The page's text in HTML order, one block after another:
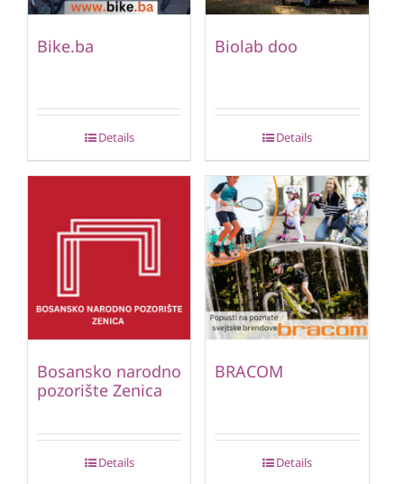
Bike.ba
Details
Biolab doo
Details
Bosansko narodno
pozorište Zenica
Details
BRACOM
Details